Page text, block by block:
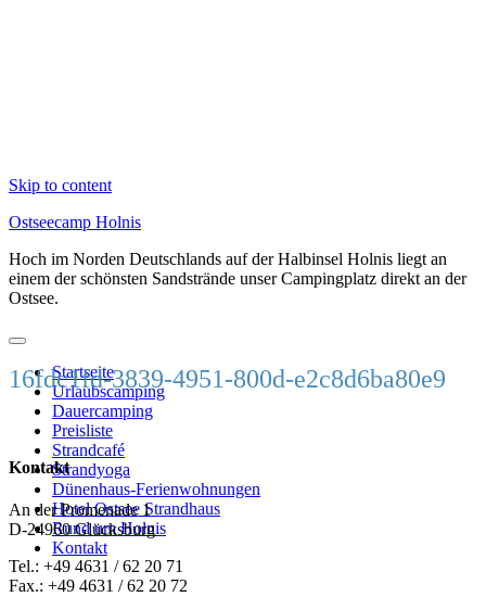
Skip to content
Ostseecamp Holnis
Hoch im Norden Deutschlands auf der Halbinsel Holnis liegt an
einem der schönsten Sandstrände unser Campingplatz direkt an der
Ostsee.
Startseite
Urlaubscamping
Dauercamping
Preisliste
Strandcafé
Strandyoga
Dünenhaus-Ferienwohnungen
Hotel Ostsee Strandhaus
Rund um Holnis
Kontakt
16fdc1fd-3839-4951-800d-e2c8d6ba80e9
Kontakt
An der Promenade 1
D-24960 Glücksburg
Tel.: +49 4631 / 62 20 71
Fax.: +49 4631 / 62 20 72